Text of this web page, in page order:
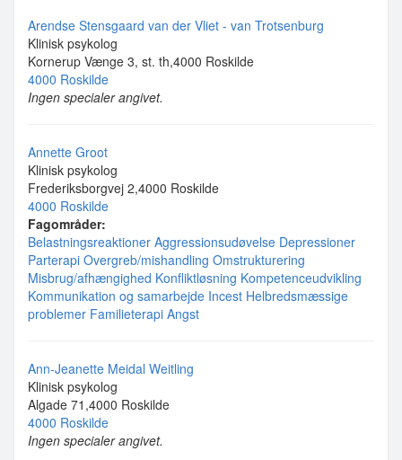
Arendse Stensgaard van der Vliet - van Trotsenburg
Klinisk psykolog
Kornerup Vænge 3, st. th,4000 Roskilde
4000 Roskilde
Ingen specialer angivet.
Annette Groot
Klinisk psykolog
Frederiksborgvej 2,4000 Roskilde
4000 Roskilde
Fagområder:
Belastningsreaktioner Aggressionsudøvelse Depressioner
Parterapi Overgreb/mishandling Omstrukturering
Misbrug/afhængighed Konfliktløsning Kompetenceudvikling
Kommunikation og samarbejde Incest Helbredsmæssige
problemer Familieterapi Angst
Ann-Jeanette Meidal Weitling
Klinisk psykolog
Algade 71,4000 Roskilde
4000 Roskilde
Ingen specialer angivet.